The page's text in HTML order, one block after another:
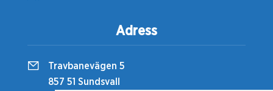
Adress
Travbanevägen 5
857 51 Sundsvall